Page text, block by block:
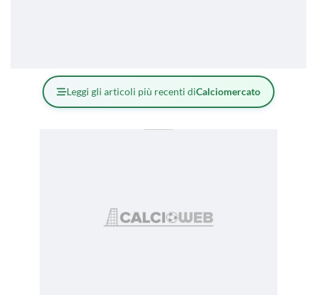
Leggi gli articoli più recenti diCalciomercato